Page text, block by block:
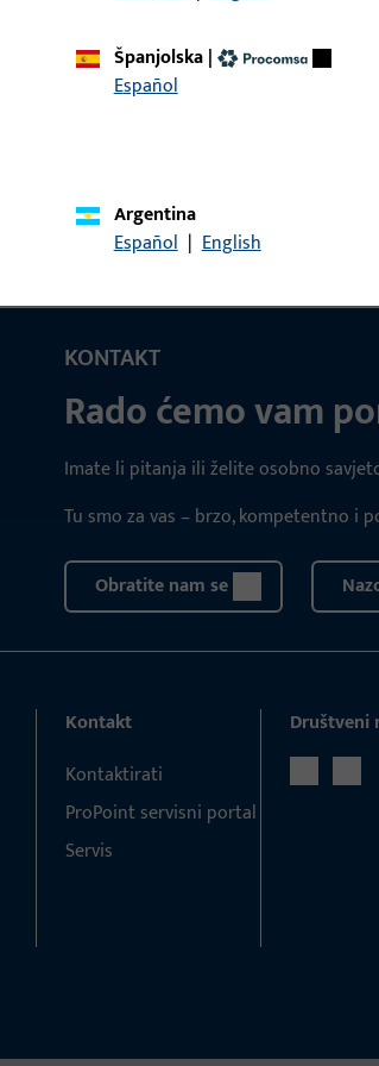
TRN 9x9 FS LI45/LA45
KONTAKT
Rado ćemo vam
Imate li pitanja ili želite osobno
Tu smo za vas – brzo, kompetentno i
Obratite nam se
Španjolska|
Español
Argentina
Español | English
Kontakt
Kontaktirati
ProPoint servisni portal
Servis
Društveni